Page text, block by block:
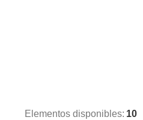
Elementos disponibles: 10